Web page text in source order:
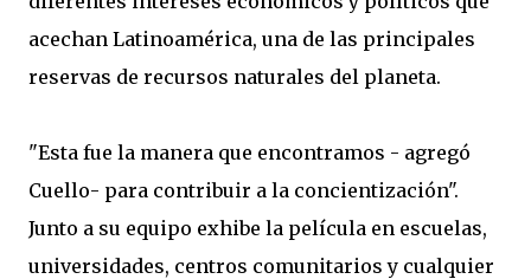
acechan Latinoamérica, una de las principales
reservas de recursos naturales del planeta.
"Esta fue la manera que encontramos - agregó
Cuello- para contribuir a la concientización".
Junto a su equipo exhibe la película en escuelas,
universidades, centros comunitarios y cualquier